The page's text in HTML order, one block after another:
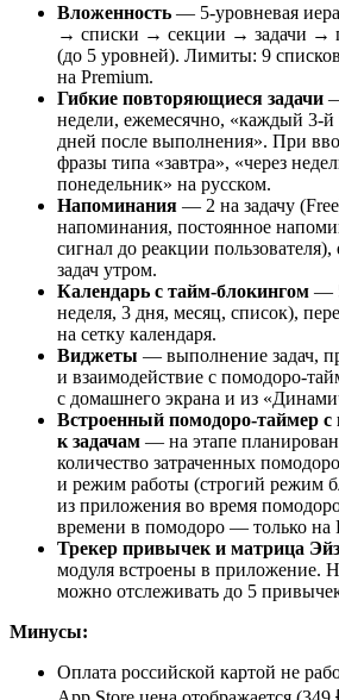
Вложенность — 5-уровневая
→ списки → секции → задачи →
(до 5 уровней). Лимиты: 9
на Premium.
Гибкие повторяющиеся задачи
недели, ежемесячно, «каждый 3-й
дней после выполнения». При
фразы типа «завтра», «через
понедельник» на русском.
Напоминания — 2 на задачу
напоминания, постоянное
сигнал до реакции пользователя),
задач утром.
Календарь с тайм-блокингом —
неделя, 3 дня, месяц, список),
на сетку календаря.
Виджеты — выполнение задач,
и взаимодействие с помодоро-
с домашнего экрана и из
Встроенный помодоро-таймер с
к задачам — на этапе
количество затраченных
и режим работы (строгий режим
из приложения во время
времени в помодоро — только на
Трекер привычек и матрица
модуля встроены в приложение.
можно отслеживать до 5
Минусы:
Оплата российской картой не